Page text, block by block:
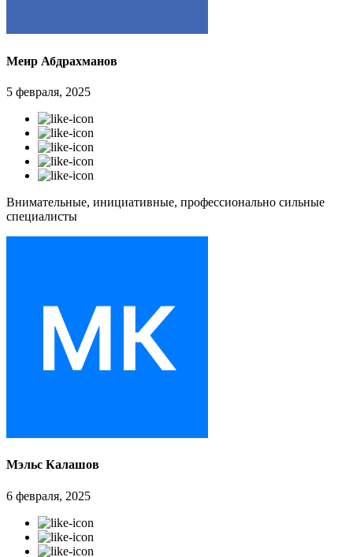
Меир Абдрахманов
5 февраля, 2025
Внимательные, инициативные, профессионально сильные
специалисты
Мэльс Калашов
6 февраля, 2025